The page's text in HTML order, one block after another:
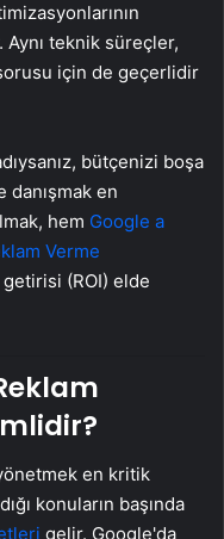
Aynı teknik süreçler,
için de geçerlidir
bütçenizi boşa
danışmak en
hem Google a
Verme
getirisi (ROI) elde
en kritik
konuların başında
gelir. Google'da